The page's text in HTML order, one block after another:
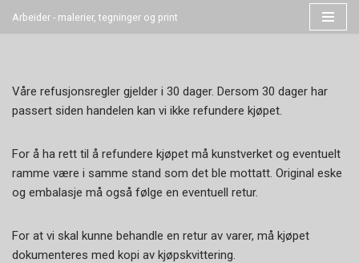
Arbeider - malerier, tegninger og print
Våre refusjonsregler gjelder i 30 dager. Dersom 30 dager har
passert siden handelen kan vi ikke refundere kjøpet.
For å ha rett til å refundere kjøpet må kunstverket og eventuelt
ramme være i samme stand som det ble mottatt. Original eske
og embalasje må også følge en eventuell retur.
For at vi skal kunne behandle en retur av varer, må kjøpet
dokumenteres med kopi av kjøpskvittering.